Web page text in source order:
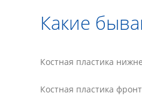
Какие
Костная пластика
Костная пластика